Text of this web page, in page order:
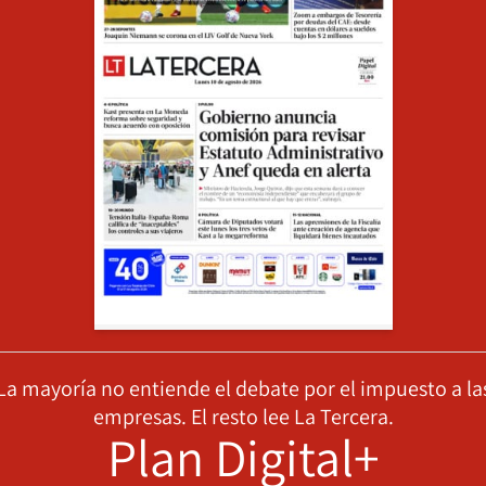
mayoría no entiende el debate por el impuesto a
empresas. El resto lee La Tercera.
Plan Digital+